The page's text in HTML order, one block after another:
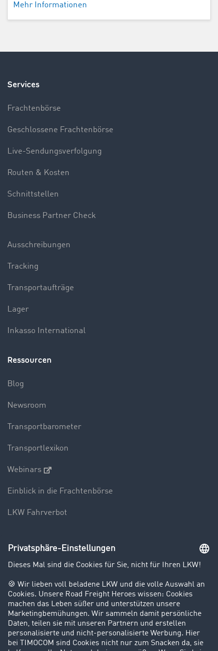
Mehr Informationen
Services
Frachtenbörse
Geschlossene Frachtenbörse
Live-Sendungsverfolgung
Routen & Kosten
Schnittstellen
Business Partner Check
Ausschreibungen
Tracking
Transportaufträge
Lager
Inkasso International
Ressourcen
Blog
Newsroom
Transportbarometer
Transportlexikon
Webinars
Einblick in die Frachtenbörse
LKW Fahrverbot
Unternehmen
Kunden werben Kunden
Success Stories
Karriere
Support